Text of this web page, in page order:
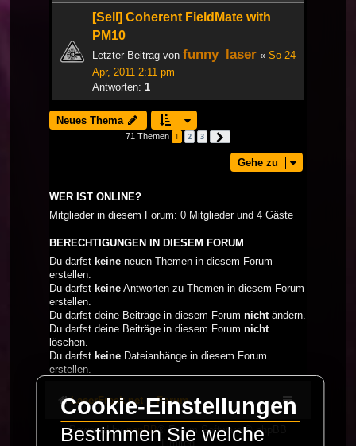
[Sell] Coherent FieldMate with
PM10
Letzter Beitrag von funny_laser « So 24
Apr, 2011 2:11 pm
Antworten: 1
Neues Thema
71 Themen 1 2 3
Gehe zu
WER IST ONLINE?
Mitglieder in diesem Forum: 0 Mitglieder und 4 Gäste
BERECHTIGUNGEN IN DIESEM FORUM
Du darfst keine neuen Themen in diesem Forum
erstellen.
Du darfst keine Antworten zu Themen in diesem Forum
erstellen.
Du darfst deine Beiträge in diesem Forum nicht ändern.
Du darfst deine Beiträge in diesem Forum nicht
löschen.
Du darfst keine Dateianhänge in diesem Forum
erstellen.
LaserFreak.net Forum
Powered byphpBB® Forum Software © phpBB
Limited
Cookie-Einstellungen
Bestimmen Sie welche